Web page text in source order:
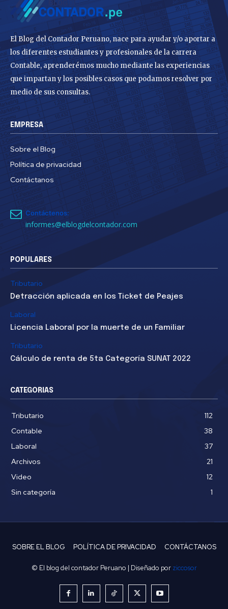
El Blog del Contador Peruano, nace para ayudar y/o aportar a
los diferentes estudiantes y profesionales de la carrera
Contable, aprenderémos mucho mediante las experiencias
que impartan y los posibles casos que podamos resolver por
medio de sus consultas.
EMPRESA
Sobre el Blog
Política de privacidad
Contáctanos
Contáctenos:
informes@elblogdelcontador.com
POPULARES
Tributario
Detracción aplicada en los Ticket de Peajes
Laboral
Licencia Laboral por la muerte de un Familiar
Tributario
Cálculo de renta de 5ta Categoría SUNAT 2022
CATEGORIAS
Tributario
112
Contable
38
Laboral
37
Archivos
21
Video
12
Sin categoría
1
SOBRE EL BLOG POLÍTICA DE PRIVACIDAD CONTÁCTANOS
© El blog del contador Peruano | Diseñado por ziccosor